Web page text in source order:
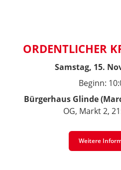
ORDENTLICHER
Samstag, 15.
Beginn:
Bürgerhaus Glinde
OG, Markt 2,
Weitere